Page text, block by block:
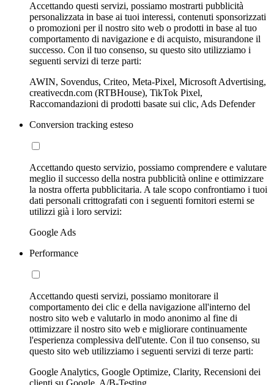
Accettando questi servizi, possiamo mostrarti pubblicità
personalizzata in base ai tuoi interessi, contenuti sponsorizzati
o promozioni per il nostro sito web o prodotti in base al tuo
comportamento di navigazione e di acquisto, misurandone il
successo. Con il tuo consenso, su questo sito utilizziamo i
seguenti servizi di terze parti:
AWIN, Sovendus, Criteo, Meta-Pixel, Microsoft Advertising,
creativecdn.com (RTBHouse), TikTok Pixel,
Raccomandazioni di prodotti basate sui clic, Ads Defender
Conversion tracking esteso
Accettando questo servizio, possiamo comprendere e valutare
meglio il successo della nostra pubblicità online e ottimizzare
la nostra offerta pubblicitaria. A tale scopo confrontiamo i tuoi
dati personali crittografati con i seguenti fornitori esterni se
utilizzi già i loro servizi:
Google Ads
Performance
Accettando questi servizi, possiamo monitorare il
comportamento dei clic e della navigazione all'interno del
nostro sito web e valutarlo in modo anonimo al fine di
ottimizzare il nostro sito web e migliorare continuamente
l'esperienza complessiva dell'utente. Con il tuo consenso, su
questo sito web utilizziamo i seguenti servizi di terze parti:
Google Analytics, Google Optimize, Clarity, Recensioni dei